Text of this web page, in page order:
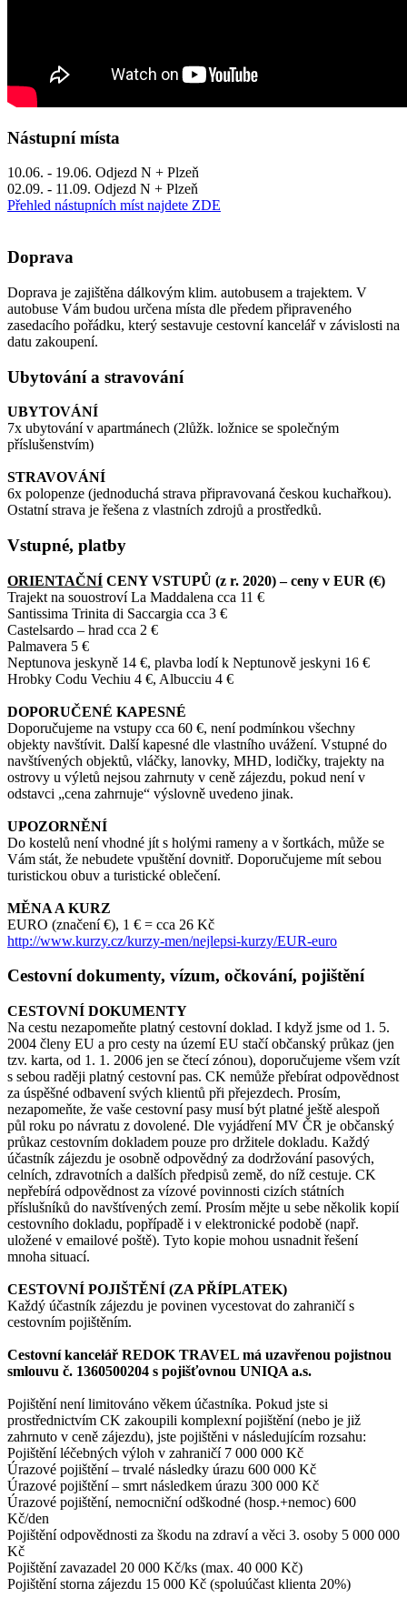
Nástupní místa
10.06. - 19.06. Odjezd N + Plzeň
02.09. - 11.09. Odjezd N + Plzeň
Přehled nástupních míst najdete ZDE
Doprava
Doprava je zajištěna dálkovým klim. autobusem a trajektem. V
autobuse Vám budou určena místa dle předem připraveného
zasedacího pořádku, který sestavuje cestovní kancelář v závislosti na
datu zakoupení.
Ubytování a stravování
UBYTOVÁNÍ
7x ubytování v apartmánech (2lůžk. ložnice se společným
příslušenstvím)
STRAVOVÁNÍ
6x polopenze (jednoduchá strava připravovaná českou kuchařkou).
Ostatní strava je řešena z vlastních zdrojů a prostředků.
Vstupné, platby
ORIENTAČNÍ CENY VSTUPŮ (z r. 2020) – ceny v EUR (€)
Trajekt na souostroví La Maddalena cca 11 €
Santissima Trinita di Saccargia cca 3 €
Castelsardo – hrad cca 2 €
Palmavera 5 €
Neptunova jeskyně 14 €, plavba lodí k Neptunově jeskyni 16 €
Hrobky Codu Vechiu 4 €, Albucciu 4 €
DOPORUČENÉ KAPESNÉ
Doporučujeme na vstupy cca 60 €, není podmínkou všechny
objekty navštívit. Další kapesné dle vlastního uvážení. Vstupné do
navštívených objektů, vláčky, lanovky, MHD, lodičky, trajekty na
ostrovy u výletů nejsou zahrnuty v ceně zájezdu, pokud není v
odstavci „cena zahrnuje“ výslovně uvedeno jinak.
UPOZORNĚNÍ
Do kostelů není vhodné jít s holými rameny a v šortkách, může se
Vám stát, že nebudete vpuštění dovnitř. Doporučujeme mít sebou
turistickou obuv a turistické oblečení.
MĚNA A KURZ
EURO (značení €), 1 € = cca 26 Kč
http://www.kurzy.cz/kurzy-men/nejlepsi-kurzy/EUR-euro
Cestovní dokumenty, vízum, očkování, pojištění
CESTOVNÍ DOKUMENTY
Na cestu nezapomeňte platný cestovní doklad. I když jsme od 1. 5.
2004 členy EU a pro cesty na území EU stačí občanský průkaz (jen
tzv. karta, od 1. 1. 2006 jen se čtecí zónou), doporučujeme všem vzít
s sebou raději platný cestovní pas. CK nemůže přebírat odpovědnost
za úspěšné odbavení svých klientů při přejezdech. Prosím,
nezapomeňte, že vaše cestovní pasy musí být platné ještě alespoň
půl roku po návratu z dovolené. Dle vyjádření MV ČR je občanský
průkaz cestovním dokladem pouze pro držitele dokladu. Každý
účastník zájezdu je osobně odpovědný za dodržování pasových,
celních, zdravotních a dalších předpisů země, do níž cestuje. CK
nepřebírá odpovědnost za vízové povinnosti cizích státních
příslušníků do navštívených zemí. Prosím mějte u sebe několik kopií
cestovního dokladu, popřípadě i v elektronické podobě (např.
uložené v emailové poště). Tyto kopie mohou usnadnit řešení
mnoha situací.
CESTOVNÍ POJIŠTĚNÍ (ZA PŘÍPLATEK)
Každý účastník zájezdu je povinen vycestovat do zahraničí s
cestovním pojištěním.
Cestovní kancelář REDOK TRAVEL má uzavřenou pojistnou
smlouvu č. 1360500204 s pojišťovnou UNIQA a.s.
Pojištění není limitováno věkem účastníka. Pokud jste si
prostřednictvím CK zakoupili komplexní pojištění (nebo je již
zahrnuto v ceně zájezdu), jste pojištěni v následujícím rozsahu:
Pojištění léčebných výloh v zahraničí 7 000 000 Kč
Úrazové pojištění – trvalé následky úrazu 600 000 Kč
Úrazové pojištění – smrt následkem úrazu 300 000 Kč
Úrazové pojištění, nemocniční odškodné (hosp.+nemoc) 600
Kč/den
Pojištění odpovědnosti za škodu na zdraví a věci 3. osoby 5 000 000
Kč
Pojištění zavazadel 20 000 Kč/ks (max. 40 000 Kč)
Pojištění storna zájezdu 15 000 Kč (spoluúčast klienta 20%)